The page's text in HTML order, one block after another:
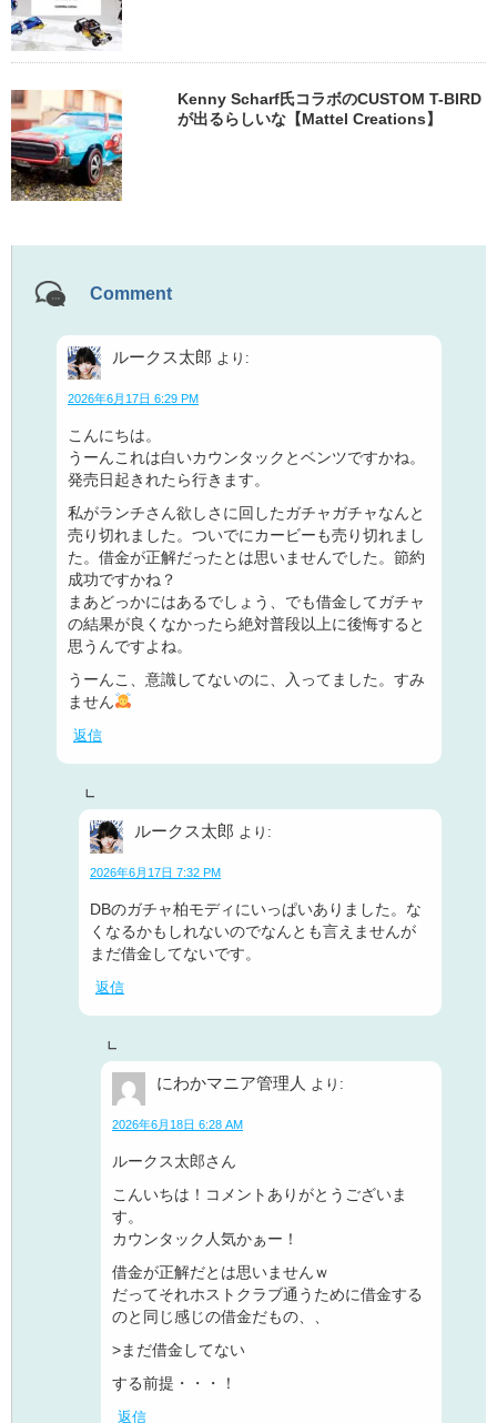
Kenny Scharf氏コラボのCUSTOM T-BIRD
が出るらしいな【Mattel Creations】
Comment
ルークス太郎 より:
2026年6月17日 6:29 PM
こんにちは。
うーんこれは白いカウンタックとベンツですかね。
発売日起きれたら行きます。
私がランチさん欲しさに回したガチャガチャなんと
売り切れました。ついでにカービーも売り切れまし
た。借金が正解だったとは思いませんでした。節約
成功ですかね？
まあどっかにはあるでしょう、でも借金してガチャ
の結果が良くなかったら絶対普段以上に後悔すると
思うんですよね。
うーんこ、意識してないのに、入ってました。すみ
ません
返信
ルークス太郎 より:
2026年6月17日 7:32 PM
DBのガチャ柏モディにいっぱいありました。な
くなるかもしれないのでなんとも言えませんが
まだ借金してないです。
返信
にわかマニア管理人 より:
2026年6月18日 6:28 AM
ルークス太郎さん
こんいちは！コメントありがとうございま
す。
カウンタック人気かぁー！
借金が正解だとは思いませんｗ
だってそれホストクラブ通うために借金する
のと同じ感じの借金だもの、、
>まだ借金してない
する前提・・・！
返信